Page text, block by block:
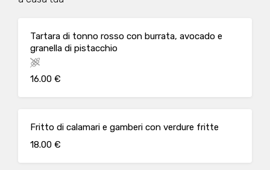
Tartara di tonno rosso con burrata, avocado e
granella di pistacchio
16.00 €
Fritto di calamari e gamberi con verdure fritte
18.00 €